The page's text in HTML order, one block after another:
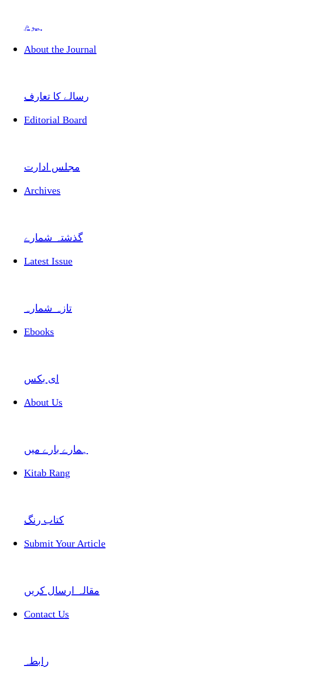
ہوم
About the Journal
رسالے کا تعارف
Editorial Board
مجلس ادارت
Archives
گذشتہ شمارے
Latest Issue
تازہ شمارہ
Ebooks
ای بکس
About Us
ہمارے بارے میں
Kitab Rang
کتاب رنگ
Submit Your Article
مقالہ ارسال کریں
Contact Us
رابطہ